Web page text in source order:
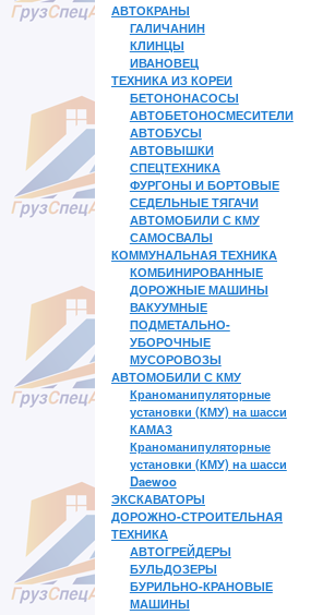
АВТОКРАНЫ
ГАЛИЧАНИН
КЛИНЦЫ
ИВАНОВЕЦ
ТЕХНИКА ИЗ КОРЕИ
БЕТОНОНАСОСЫ
АВТОБЕТОНОСМЕСИТЕЛИ
АВТОБУСЫ
АВТОВЫШКИ
СПЕЦТЕХНИКА
ФУРГОНЫ И БОРТОВЫЕ
СЕДЕЛЬНЫЕ ТЯГАЧИ
АВТОМОБИЛИ С КМУ
САМОСВАЛЫ
КОММУНАЛЬНАЯ ТЕХНИКА
КОМБИНИРОВАННЫЕ
ДОРОЖНЫЕ МАШИНЫ
ВАКУУМНЫЕ
ПОДМЕТАЛЬНО-
УБОРОЧНЫЕ
МУСОРОВОЗЫ
АВТОМОБИЛИ С КМУ
Краноманипуляторные
установки (КМУ) на шасси
КАМАЗ
Краноманипуляторные
установки (КМУ) на шасси
Daewoo
ЭКСКАВАТОРЫ
ДОРОЖНО-СТРОИТЕЛЬНАЯ
ТЕХНИКА
АВТОГРЕЙДЕРЫ
БУЛЬДОЗЕРЫ
БУРИЛЬНО-КРАНОВЫЕ
МАШИНЫ